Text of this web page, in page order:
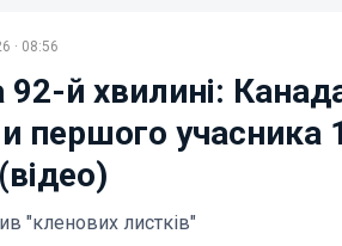
· 08:56
й хвилині:
першого учасника
"кленових листків"